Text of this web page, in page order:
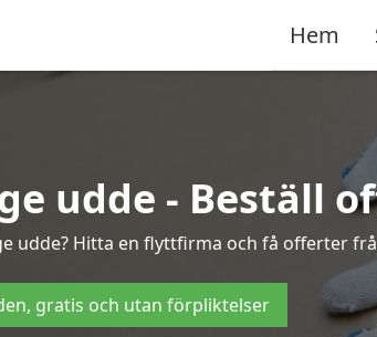
Hem
udde - Beställ
udde? Hitta en flyttfirma och få offerter
gratis och utan förpliktelser